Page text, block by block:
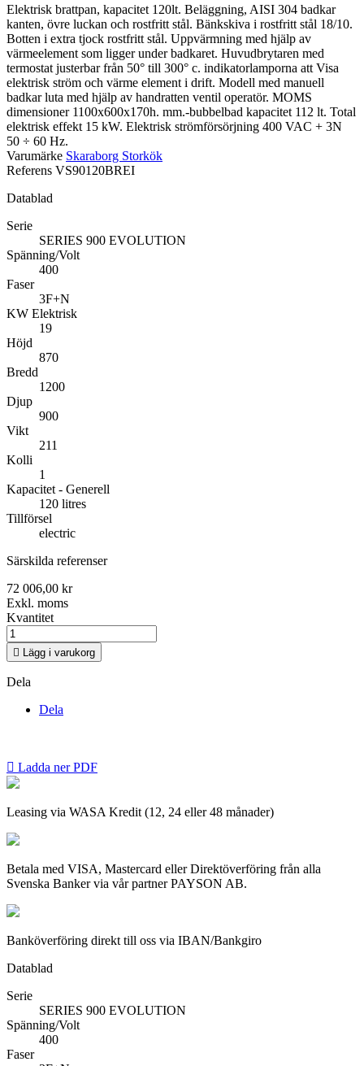
Elektrisk brattpan, kapacitet 120lt. Beläggning, AISI 304 badkar
kanten, övre luckan och rostfritt stål. Bänkskiva i rostfritt stål 18/10.
Botten i extra tjock rostfritt stål. Uppvärmning med hjälp av
värmeelement som ligger under badkaret. Huvudbrytaren med
termostat justerbar från 50° till 300° c. indikatorlamporna att Visa
elektrisk ström och värme element i drift. Modell med manuell
badkar luta med hjälp av handratten ventil operatör. MOMS
dimensioner 1100x600x170h. mm.-bubbelbad kapacitet 112 lt. Total
elektrisk effekt 15 kW. Elektrisk strömförsörjning 400 VAC + 3N
50 ÷ 60 Hz.
Varumärke Skaraborg Storkök
Referens VS90120BREI
Datablad
Serie
SERIES 900 EVOLUTION
Spänning/Volt
400
Faser
3F+N
KW Elektrisk
19
Höjd
870
Bredd
1200
Djup
900
Vikt
211
Kolli
1
Kapacitet - Generell
120 litres
Tillförsel
electric
Särskilda referenser
72 006,00 kr
Exkl. moms
Kvantitet
 Lägg i varukorg
Dela
Dela
 Ladda ner PDF
Leasing via WASA Kredit (12, 24 eller 48 månader)
Betala med VISA, Mastercard eller Direktöverföring från alla
Svenska Banker via vår partner PAYSON AB.
Banköverföring direkt till oss via IBAN/Bankgiro
Datablad
Serie
SERIES 900 EVOLUTION
Spänning/Volt
400
Faser